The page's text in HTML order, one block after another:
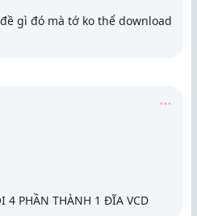
gì đó mà tớ ko thể download
4 PHẦN THÀNH 1 ĐĨA VCD